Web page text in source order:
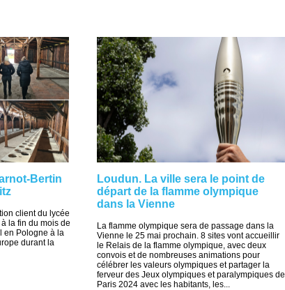
Bertin
client du lycée
la fin du mois de
en Pologne à la
durant la
Loudun. La ville sera le point de
départ de la flamme olympique
dans la Vienne
La flamme olympique sera de passage dans la
Vienne le 25 mai prochain. 8 sites vont accueillir
le Relais de la flamme olympique, avec deux
convois et de nombreuses animations pour
célébrer les valeurs olympiques et partager la
ferveur des Jeux olympiques et paralympiques de
Paris 2024 avec les habitants, les...